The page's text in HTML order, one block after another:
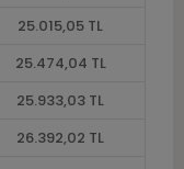
25.015,05 TL
25.474,04 TL
25.933,03 TL
26.392,02 TL